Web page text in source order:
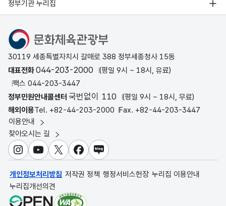
정부기관 누리집
문화체육관광부
30119 세종특별자치시 갈매로 388 정부세종청사 15동
대표전화044-203-2000
(평일 9시 ~ 18시, 유료)
팩스 044-203-3447
정부민원안내콜센터 국번없이 110
(평일 9시 ~ 18시, 무료)
해외이용Tel. +82-44-203-2000 Fax. +82-44-203-3447
이용안내
찾아오시는 길
인스타그램
유튜브X 페이스북
블로그
개인정보처리방침 저작권 정책 행정서비스헌장 누리집 이용안내
누리집개선의견